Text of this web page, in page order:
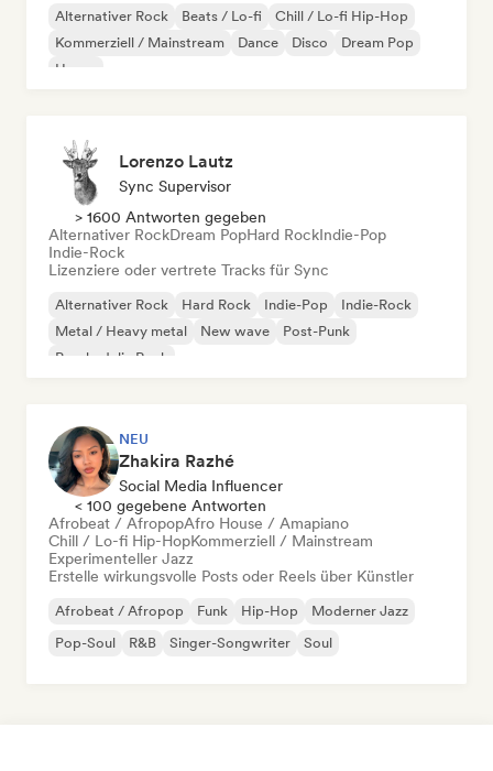
Alternativer Rock Beats / Lo-fi
Chill / Lo-fi Hip-Hop
Kommerziell / Mainstream
Dance Disco
Dream Pop
House
Lorenzo Lautz
Sync Supervisor
> 1600 Antworten gegeben
Alternativer RockDream PopHard RockIndie-Pop
Indie-Rock
Lizenziere oder vertrete Tracks für Sync
Alternativer Rock Hard Rock Indie-Pop
Indie-Rock
Metal / Heavy metal
New wave
Post-Punk
Psychedelic Rock
NEU
Zhakira Razhé
Social Media Influencer
< 100 gegebene Antworten
Afrobeat / AfropopAfro House / Amapiano
Chill / Lo-fi Hip-HopKommerziell / Mainstream
Experimenteller Jazz
Erstelle wirkungsvolle Posts oder Reels über Künstler
Afrobeat / Afropop Funk Hip-Hop
Moderner Jazz
Pop-Soul
R&B Singer-Songwriter Soul